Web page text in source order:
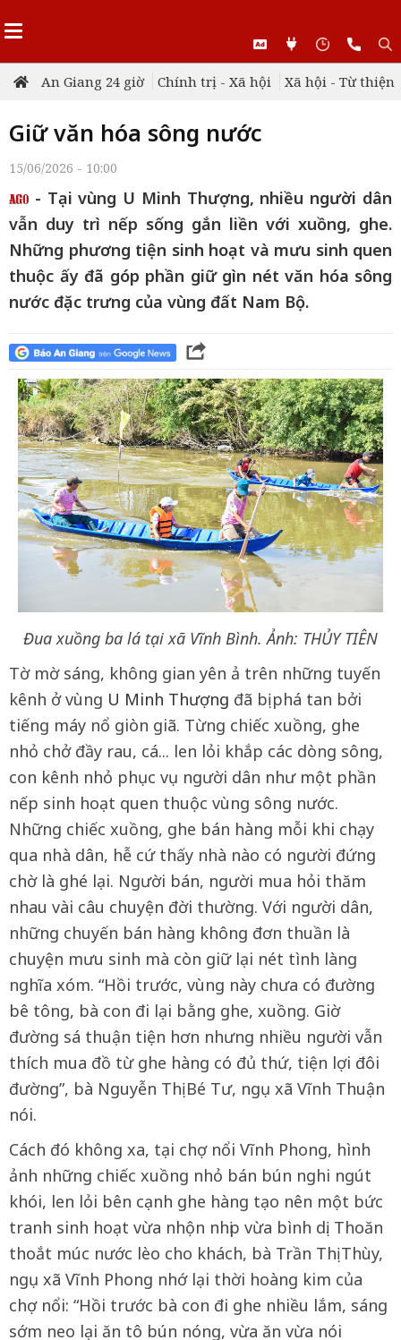
An Giang 24 giờ Chính trị - Xã hội Xã hội - Từ thiện
Giữ văn hóa sông nước
15/06/2026 - 10:00
- Tại vùng U Minh Thượng, nhiều người dân
vẫn duy trì nếp sống gắn liền với xuồng, ghe.
Những phương tiện sinh hoạt và mưu sinh quen
thuộc ấy đã góp phần giữ gìn nét văn hóa sông
nước đặc trưng của vùng đất Nam Bộ.
Đua xuồng ba lá tại xã Vĩnh Bình. Ảnh: THỦY TIÊN
Tờ mờ sáng, không gian yên ả trên những tuyến
kênh ở vùng U Minh Thượng đã bị phá tan bởi
tiếng máy nổ giòn giã. Từng chiếc xuồng, ghe
nhỏ chở đầy rau, cá... len lỏi khắp các dòng sông,
con kênh nhỏ phục vụ người dân như một phần
nếp sinh hoạt quen thuộc vùng sông nước.
Những chiếc xuồng, ghe bán hàng mỗi khi chạy
qua nhà dân, hễ cứ thấy nhà nào có người đứng
chờ là ghé lại. Người bán, người mua hỏi thăm
nhau vài câu chuyện đời thường. Với người dân,
những chuyến bán hàng không đơn thuần là
chuyện mưu sinh mà còn giữ lại nét tình làng
nghĩa xóm. “Hồi trước, vùng này chưa có đường
bê tông, bà con đi lại bằng ghe, xuồng. Giờ
đường sá thuận tiện hơn nhưng nhiều người vẫn
thích mua đồ từ ghe hàng có đủ thứ, tiện lợi đôi
đường”, bà Nguyễn Thị Bé Tư, ngụ xã Vĩnh Thuận
nói.
Cách đó không xa, tại chợ nổi Vĩnh Phong, hình
ảnh những chiếc xuồng nhỏ bán bún nghi ngút
khói, len lỏi bên cạnh ghe hàng tạo nên một bức
tranh sinh hoạt vừa nhộn nhịp vừa bình dị. Thoăn
thoắt múc nước lèo cho khách, bà Trần Thị Thùy,
ngụ xã Vĩnh Phong nhớ lại thời hoàng kim của
chợ nổi: “Hồi trước bà con đi ghe nhiều lắm, sáng
sớm neo lại ăn tô bún nóng, vừa ăn vừa nói